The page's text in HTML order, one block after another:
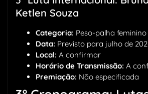
Ketlen Souza
Categoria: Peso-palha feminino
Data: Previsto para julho de
Local: A confirmar
Horário de Transmissão: A
Premiação: Não especificada